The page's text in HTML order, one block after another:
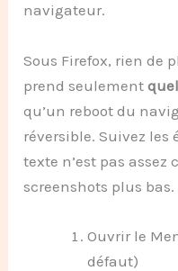
navigateur.
Sous Firefox, rien de
prend seulement
qu’un reboot du
réversible. Suivez les
texte n’est pas assez
screenshots plus bas.
Ouvrir le
défaut)